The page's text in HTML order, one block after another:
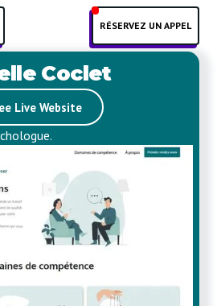
RÉSERVEZ UN APPEL
Coclet
Live Website